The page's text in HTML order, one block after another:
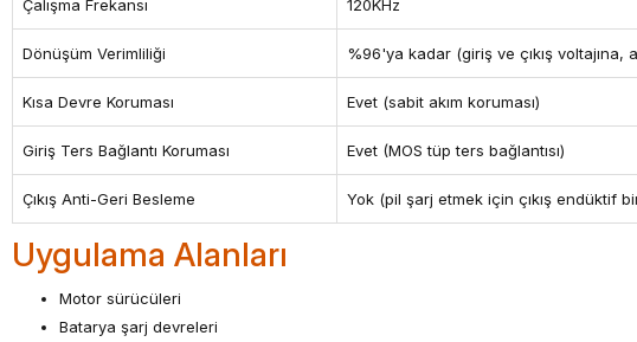
Çalışma Frekansı 120KHz
Dönüşüm Verimliliği %96'ya kadar (giriş ve çıkış voltajına,
Kısa Devre Koruması Evet (sabit akım koruması)
Giriş Ters Bağlantı Koruması Evet (MOS tüp ters bağlantısı)
Çıkış Anti-Geri Besleme Yok (pil şarj etmek için çıkış endüktif
Uygulama Alanları
Motor sürücüleri
Batarya şarj devreleri